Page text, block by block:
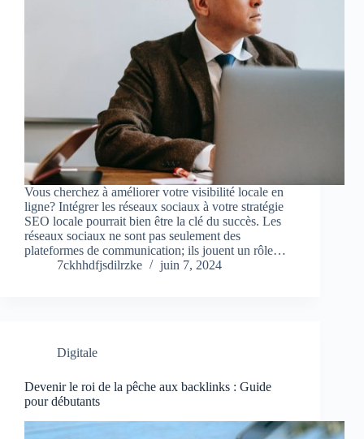
Vous cherchez à améliorer votre visibilité locale en
ligne? Intégrer les réseaux sociaux à votre stratégie
SEO locale pourrait bien être la clé du succès. Les
réseaux sociaux ne sont pas seulement des
plateformes de communication; ils jouent un rôle…
7ckhhdfjsdilrzke
juin 7, 2024
Digitale
Devenir le roi de la pêche aux backlinks : Guide
pour débutants